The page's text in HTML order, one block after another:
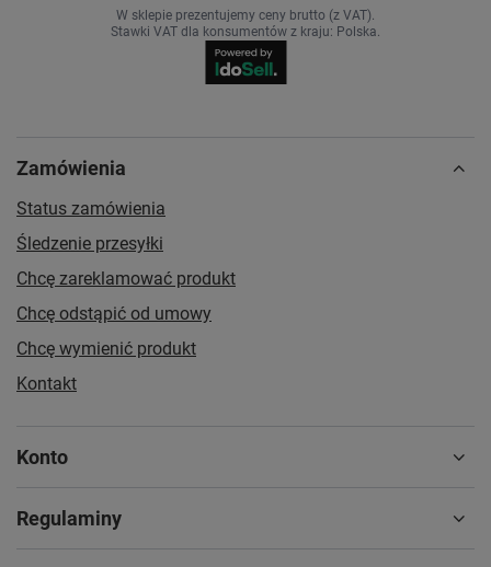
W sklepie prezentujemy ceny brutto (z VAT).
Stawki VAT dla konsumentów z kraju: Polska.
Zamówienia
Status zamówienia
Śledzenie przesyłki
Chcę zareklamować produkt
Chcę odstąpić od umowy
Chcę wymienić produkt
Kontakt
Konto
Regulaminy